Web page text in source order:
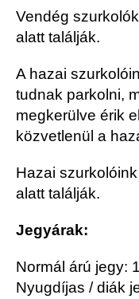
Vendég
alatt találják.
A hazai
tudnak parkolni,
megkerülve érik
közvetlenül a
Hazai
alatt találják.
Jegyárak:
Normál árú jegy:
Nyugdíjas / diák